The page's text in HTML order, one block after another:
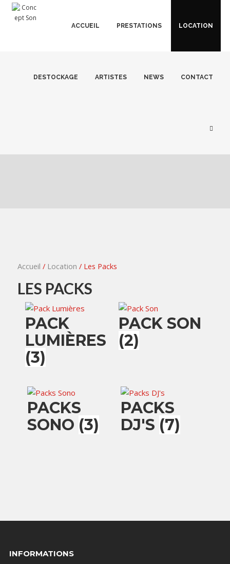
ACCUEIL PRESTATIONS LOCATION
DESTOCKAGE ARTISTES NEWS CONTACT
Accueil / Location / Les Packs
LES PACKS
PACK
LUMIÈRES
(3)
PACK SON
(2)
PACKS
SONO (3)
PACKS
DJ'S (7)
INFORMATIONS